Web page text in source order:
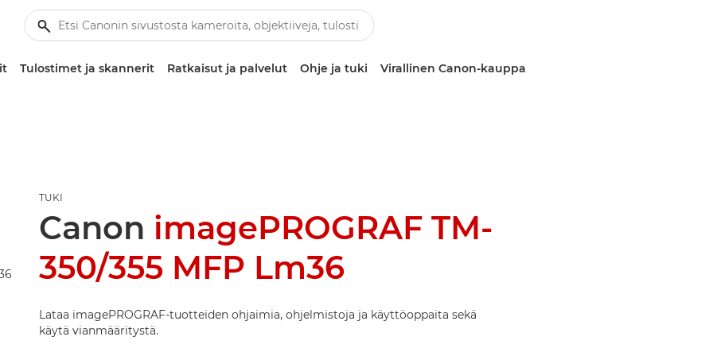
Tulostimet ja skannerit Ratkaisut ja palvelut Ohje ja tuki Virallinen Canon-kauppa
TUKI
Canon imagePROGRAF TM-
350/355 MFP Lm36
Lataa imagePROGRAF-tuotteiden ohjaimia, ohjelmistoja ja käyttöoppaita sekä
käytä vianmääritystä.